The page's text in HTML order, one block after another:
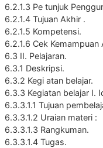
6.2.1.3 Pe tunjuk
6.2.1.4 Tujuan Akhir .
6.2.1.5 Kompetensi.
6.2.1.6 Cek Kemampuan
6.3 II. Pelajaran.
6.3.1 Deskripsi.
6.3.2 Kegi atan belajar.
6.3.3 Kegiatan belajar I.
6.3.3.1.1 Tujuan
6.3.3.1.2 Uraian materi :
6.3.3.1.3 Rangkuman.
6.3.3.1.4 Tugas.